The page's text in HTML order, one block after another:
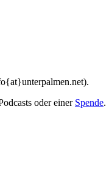
oder einer Spende.